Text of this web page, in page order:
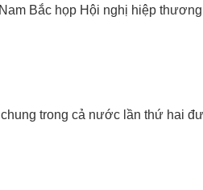
Bắc họp Hội nghị hiệp
trong cả nước lần thứ hai